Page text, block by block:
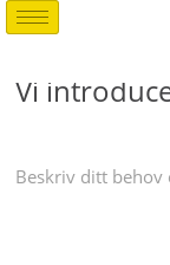
Vi
Beskriv ditt